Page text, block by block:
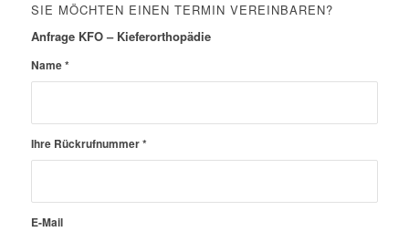
SIE MÖCHTEN EINEN TERMIN VEREINBAREN?
Anfrage KFO – Kieferorthopädie
Name*
Ihre Rückrufnummer*
E-Mail